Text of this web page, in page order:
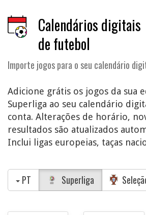
Calendários digitais
de futebol
Importe jogos para o seu calendário
Adicione grátis os jogos da sua
Superliga ao seu calendário
conta. Alterações de horário,
resultados são atualizados
Inclui ligas europeias, taças
PT Superliga